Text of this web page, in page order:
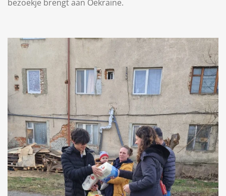
bezoekje brengt aan Oekraine.